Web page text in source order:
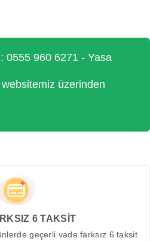
0555 960 6271 - Yasa
üzerinden
6 TAKSİT
geçerli vade farksız 6 taksit